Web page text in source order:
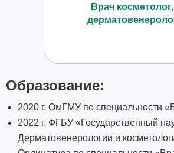
Врач косметолог,
Образование:
2020 г. ОмГМУ по специальности
2022 г. ФГБУ «Государственный
Дерматовенерологии и